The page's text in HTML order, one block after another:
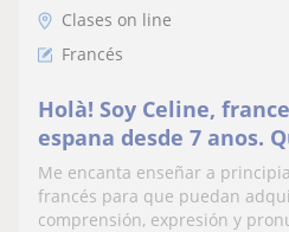
Clases on line
Francés
Holà! Soy Celine,
espana desde 7 anos.
ensenar el frances a
Me encanta enseñar a
francés para que puedan
comprensión, expresión y